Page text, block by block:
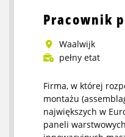
Kierowca
wózka
reachtruck
Moerdijk
Pracownik
Waalwijk
pełny etat
Firma, w której
montażu
największych w
paneli